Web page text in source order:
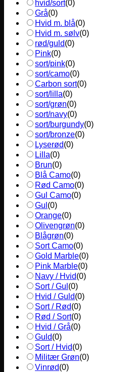
hvid/sort(0)
Grå(0)
Hvid m. blå(0)
Hvid m. sølv(0)
rød/guld(0)
Pink(0)
sort/pink(0)
sort/camo(0)
Carbon sort(0)
sort/lilla(0)
sort/grøn(0)
sort/navy(0)
sort/burgundy(0)
sort/bronze(0)
Lyserød(0)
Lilla(0)
Brun(0)
Blå Camo(0)
Rød Camo(0)
Gul Camo(0)
Gul (0)
Orange(0)
Olivengrøn(0)
Blågrøn(0)
Sort Camo(0)
Gold Marble(0)
Pink Marble(0)
Navy / Hvid(0)
Sort / Gul (0)
Hvid / Guld(0)
Sort / Rød(0)
Rød / Sort(0)
Hvid / Grå(0)
Guld(0)
Sort / Hvid(0)
Militær Grøn(0)
Vinrød(0)